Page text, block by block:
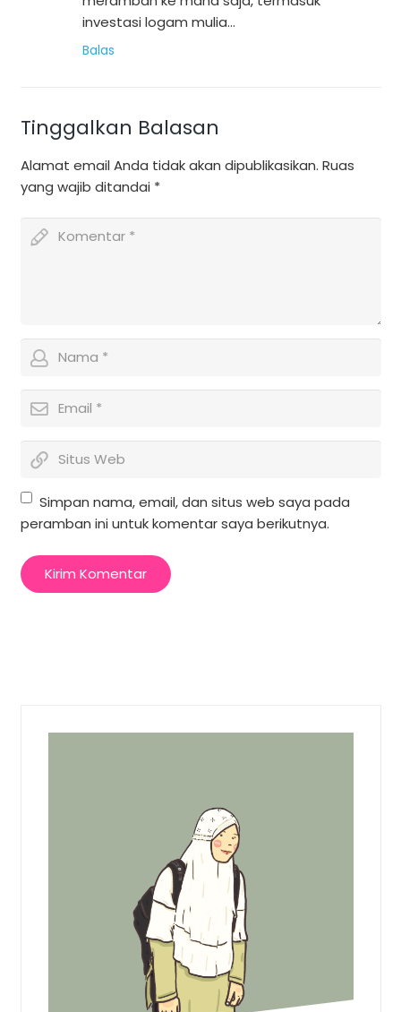
investasi logam mulia…
Balas
Tinggalkan Balasan
Alamat email Anda tidak akan dipublikasikan. Ruas
yang wajib ditandai *
Simpan nama, email, dan situs web saya pada
peramban ini untuk komentar saya berikutnya.
Kirim Komentar